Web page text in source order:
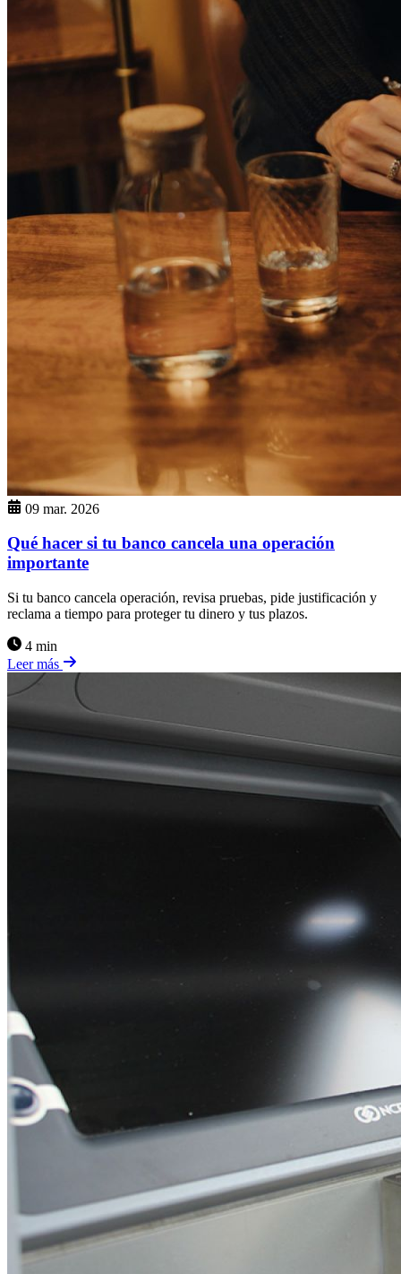
09 mar. 2026
Qué hacer si tu banco cancela una operación
importante
Si tu banco cancela operación, revisa pruebas, pide justificación y
reclama a tiempo para proteger tu dinero y tus plazos.
4 min
Leer más